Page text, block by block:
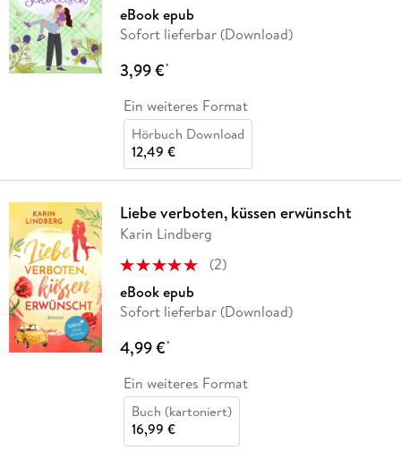
eBook epub
Sofort lieferbar (Download)
3,99 €*
Ein weiteres Format
Hörbuch Download
12,49 €
Liebe verboten, küssen erwünscht
Karin Lindberg
(2)
eBook epub
Sofort lieferbar (Download)
4,99 €*
Ein weiteres Format
Buch (kartoniert)
16,99 €